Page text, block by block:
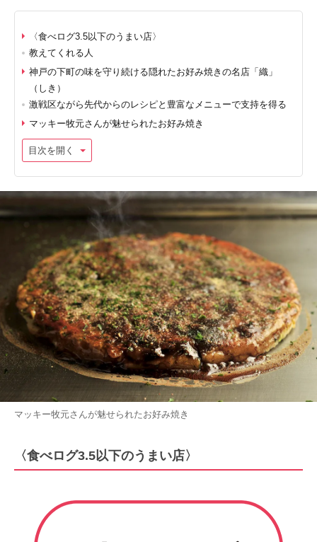
〈食べログ3.5以下のうまい店〉
教えてくれる人
神戸の下町の味を守り続ける隠れたお好み焼きの名店「織」
（しき）
激戦区ながら先代からのレシピと豊富なメニューで支持を得る
マッキー牧元さんが魅せられたお好み焼き
目次を開く
マッキー牧元さんが魅せられたお好み焼き
〈食べログ3.5以下のうまい店〉